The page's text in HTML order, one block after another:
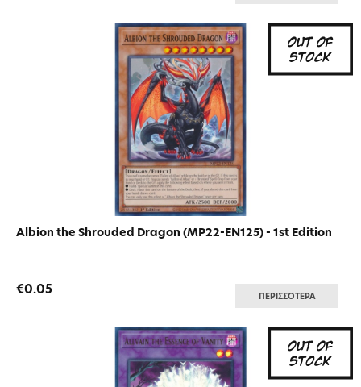
Albion the Shrouded Dragon (MP22-EN125) - 1st Edition
€0.05 ΠΕΡΙΣΣΟΤΕΡΑ